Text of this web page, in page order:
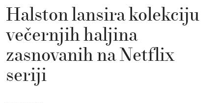
Halston lansira kolekciju
večernjih haljina
zasnovanih na Netflix
seriji